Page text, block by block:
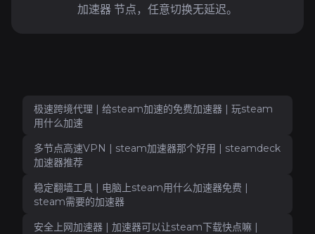
加速器 节点，任意切换无延迟。
极速跨境代理 | 给steam加速的免费加速器 | 玩steam
用什么加速
多节点高速VPN | steam加速器那个好用 | steamdeck
加速器推荐
稳定翻墙工具 | 电脑上steam用什么加速器免费 |
steam需要的加速器
安全上网加速器 | 加速器可以让steam下载快点嘛 |